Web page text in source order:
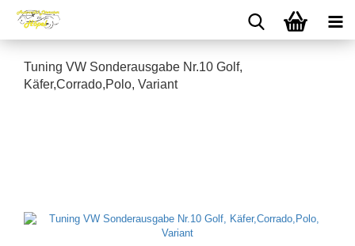
Tuning VW Sonderausgabe Nr.10 Golf,
Käfer,Corrado,Polo, Variant